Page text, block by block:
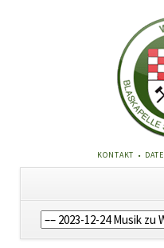
NAVIGATION
ÜBERSPRINGEN
KONTAKT
Navigation
überspringen